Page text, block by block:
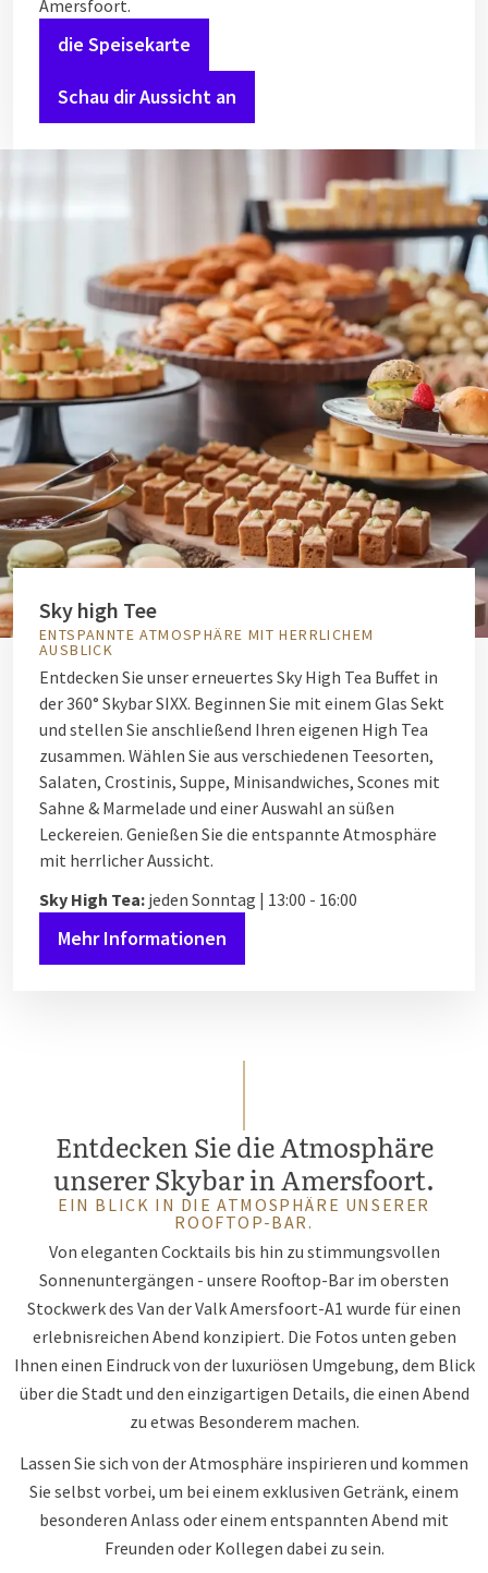
Amersfoort.
die Speisekarte
Schau dir Aussicht an
Sky high Tee
ENTSPANNTE ATMOSPHÄRE MIT HERRLICHEM
AUSBLICK
Entdecken Sie unser erneuertes Sky High Tea Buffet in
der 360° Skybar SIXX. Beginnen Sie mit einem Glas Sekt
und stellen Sie anschließend Ihren eigenen High Tea
zusammen. Wählen Sie aus verschiedenen Teesorten,
Salaten, Crostinis, Suppe, Minisandwiches, Scones mit
Sahne & Marmelade und einer Auswahl an süßen
Leckereien. Genießen Sie die entspannte Atmosphäre
mit herrlicher Aussicht.
Sky High Tea: jeden Sonntag | 13:00 - 16:00
Mehr Informationen
Entdecken Sie die Atmosphäre
unserer Skybar in Amersfoort.
EIN BLICK IN DIE ATMOSPHÄRE UNSERER
ROOFTOP-BAR.
Von eleganten Cocktails bis hin zu stimmungsvollen
Sonnenuntergängen - unsere Rooftop-Bar im obersten
Stockwerk des Van der Valk Amersfoort-A1 wurde für einen
erlebnisreichen Abend konzipiert. Die Fotos unten geben
Ihnen einen Eindruck von der luxuriösen Umgebung, dem Blick
über die Stadt und den einzigartigen Details, die einen Abend
zu etwas Besonderem machen.
Lassen Sie sich von der Atmosphäre inspirieren und kommen
Sie selbst vorbei, um bei einem exklusiven Getränk, einem
besonderen Anlass oder einem entspannten Abend mit
Freunden oder Kollegen dabei zu sein.